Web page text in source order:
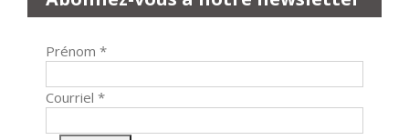
Prénom *
Courriel *